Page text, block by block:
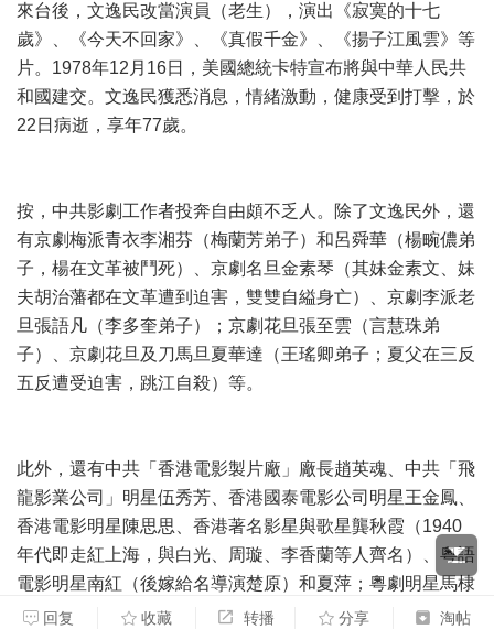
來台後，文逸民改當演員（老生），演出《寂寞的十七
歲》、《今天不回家》、《真假千金》、《揚子江風雲》等
片。1978年12月16日，美國總統卡特宣布將與中華人民共
和國建交。文逸民獲悉消息，情緒激動，健康受到打擊，於
22日病逝，享年77歲。
按，中共影劇工作者投奔自由頗不乏人。除了文逸民外，還
有京劇梅派青衣李湘芬（梅蘭芳弟子）和呂舜華（楊畹儂弟
子，楊在文革被鬥死）、京劇名旦金素琴（其妹金素文、妹
夫胡治藩都在文革遭到迫害，雙雙自縊身亡）、京劇李派老
旦張語凡（李多奎弟子）；京劇花旦張至雲（言慧珠弟
子）、京劇花旦及刀馬旦夏華達（王瑤卿弟子；夏父在三反
五反遭受迫害，跳江自殺）等。
此外，還有中共「香港電影製片廠」廠長趙英魂、中共「飛
龍影業公司」明星伍秀芳、香港國泰電影公司明星王金鳳、
香港電影明星陳思思、香港著名影星與歌星龔秋霞（1940
年代即走紅上海，與白光、周璇、李香蘭等人齊名）、粵語
電影明星南紅（後嫁給名導演楚原）和夏萍；粵劇明星馬棣
良（紅虹，為「紅線女」鄺健廉之女）；越劇女演員向群、
回复 收藏 转播 分享 淘帖